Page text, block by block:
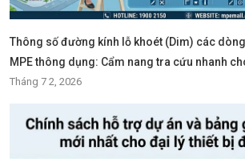
Thông số đường kính lỗ khoét (Dim) các
MPE thông dụng: Cẩm nang tra cứu nhanh
Tháng 7 2, 2026